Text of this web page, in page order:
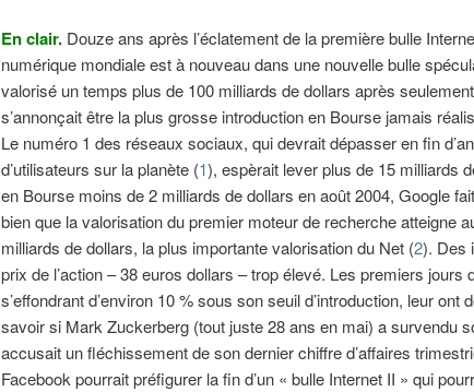
En clair.Douze ans après l’éclatement de la première bulle
numérique mondiale est à nouveau dans une nouvelle bulle
valorisé un temps plus de 100 milliards de dollars après
s’annonçait être la plus grosse introduction en Bourse jamais
Le numéro 1 des réseaux sociaux, qui devrait dépasser en fin
d’utilisateurs sur la planète (1), espèrait lever plus de 15 milliards
en Bourse moins de 2 milliards de dollars en août 2004, Google
bien que la valorisation du premier moteur de recherche atteigne
milliards de dollars, la plus importante valorisation du Net (2). Des
prix de l’action – 38 euros dollars – trop élevé. Les premiers jours
s’effondrant d’environ 10 % sous son seuil d’introduction, leur ont
savoir si Mark Zuckerberg (tout juste 28 ans en mai) a survendu
accusait un fléchissement de son dernier chiffre d’affaires
Facebook pourrait préfigurer la fin d’un « bulle Internet II » qui